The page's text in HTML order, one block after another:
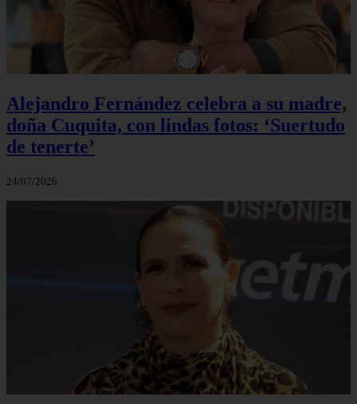
Alejandro Fernández celebra a su madre,
doña Cuquita, con lindas fotos: ‘Suertudo
de tenerte’
24/07/2026